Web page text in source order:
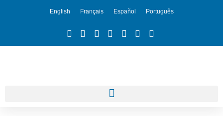
English Français Español Português